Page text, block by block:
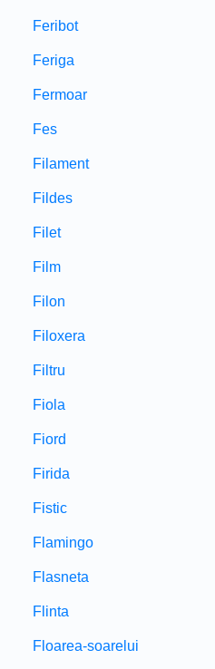
Feribot
Feriga
Fermoar
Fes
Filament
Fildes
Filet
Film
Filon
Filoxera
Filtru
Fiola
Fiord
Firida
Fistic
Flamingo
Flasneta
Flinta
Floarea-soarelui